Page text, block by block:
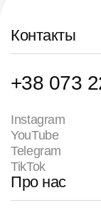
Контакты
+38 073
Instagram
YouTube
Telegram
TikTok
Про нас